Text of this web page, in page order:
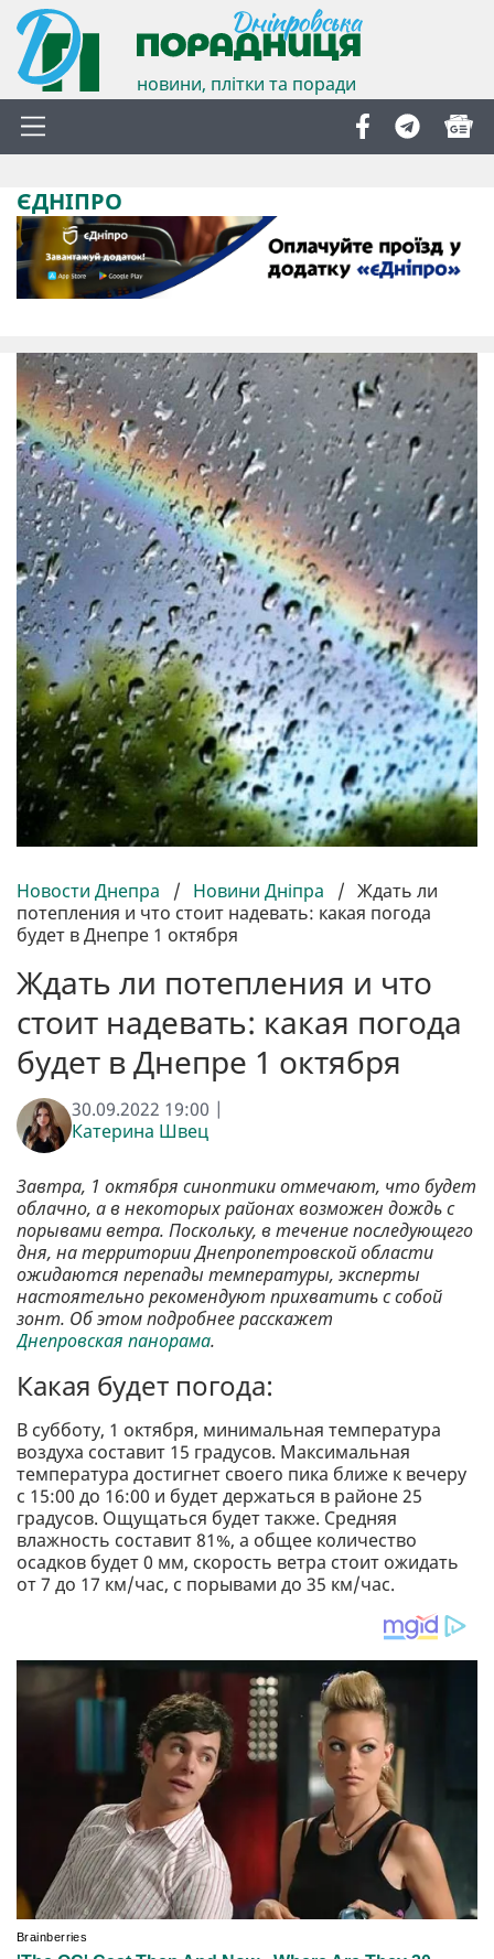
новини, плітки та поради
ЄДНІПРО
Новости Днепра / Новини Дніпра / Ждать ли
потепления и что стоит надевать: какая погода
будет в Днепре 1 октября
Ждать ли потепления и что
стоит надевать: какая погода
будет в Днепре 1 октября
30.09.2022 19:00 |
Катерина Швец
Завтра, 1 октября синоптики отмечают, что будет
облачно, а в некоторых районах возможен дождь с
порывами ветра. Поскольку, в течение последующего
дня, на территории Днепропетровской области
ожидаются перепады температуры, эксперты
настоятельно рекомендуют прихватить с собой
зонт. Об этом подробнее расскажет
Днепровская панорама.
Какая будет погода:
В субботу, 1 октября, минимальная температура
воздуха составит 15 градусов. Максимальная
температура достигнет своего пика ближе к вечеру
с 15:00 до 16:00 и будет держаться в районе 25
градусов. Ощущаться будет также. Средняя
влажность составит 81%, а общее количество
осадков будет 0 мм, скорость ветра стоит ожидать
от 7 до 17 км/час, с порывами до 35 км/час.